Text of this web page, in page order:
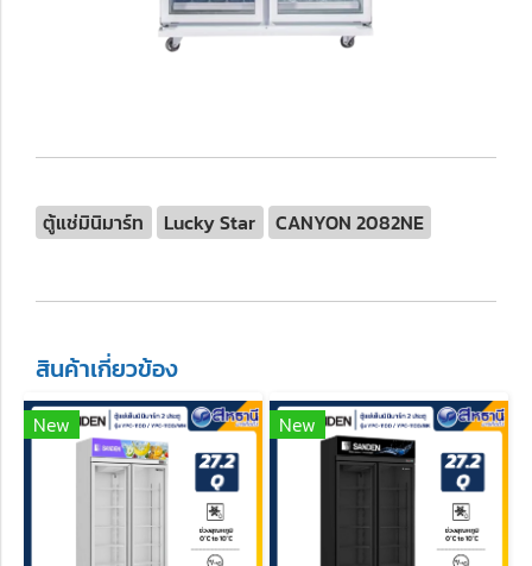
ตู้แช่มินิมาร์ท Lucky Star CANYON 2082NE
สินค้าเกี่ยวข้อง
New New